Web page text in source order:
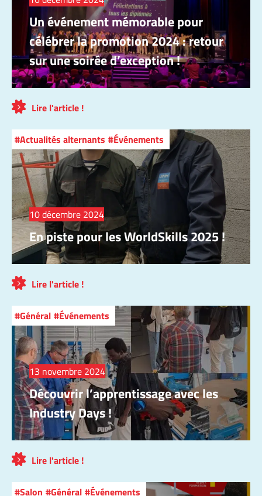
Un événement mémorable pour
célébrer la promotion 2024 : retour
sur une soirée d’exception !
Lire l'article !
Actualités alternants Événements
10 décembre 2024
En piste pour les WorldSkills 2025 !
Lire l'article !
Général Événements
13 novembre 2024
Découvrir l’apprentissage avec les
Industry Days !
Lire l'article !
Salon Général Événements